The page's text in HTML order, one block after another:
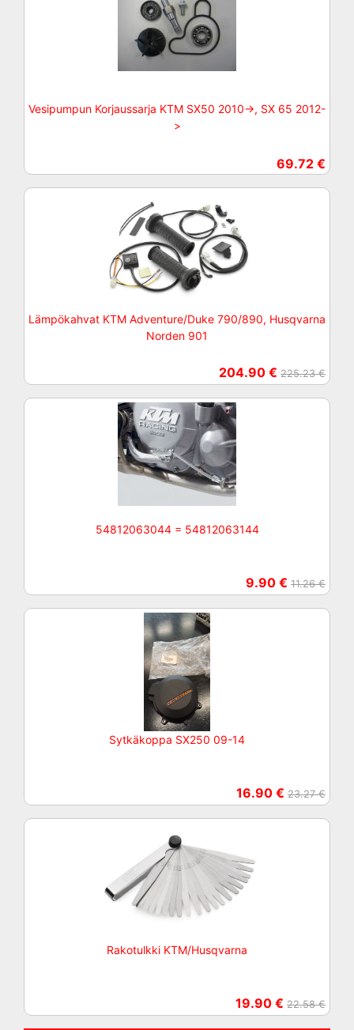
Vesipumpun Korjaussarja KTM SX50 2010->, SX 65 2012-
>
69.72 €
Lämpökahvat KTM Adventure/Duke 790/890, Husqvarna
Norden 901
204.90 € 225.23 €
54812063044 = 54812063144
9.90 € 11.26 €
Sytkäkoppa SX250 09-14
16.90 € 23.27 €
Rakotulkki KTM/Husqvarna
19.90 € 22.58 €